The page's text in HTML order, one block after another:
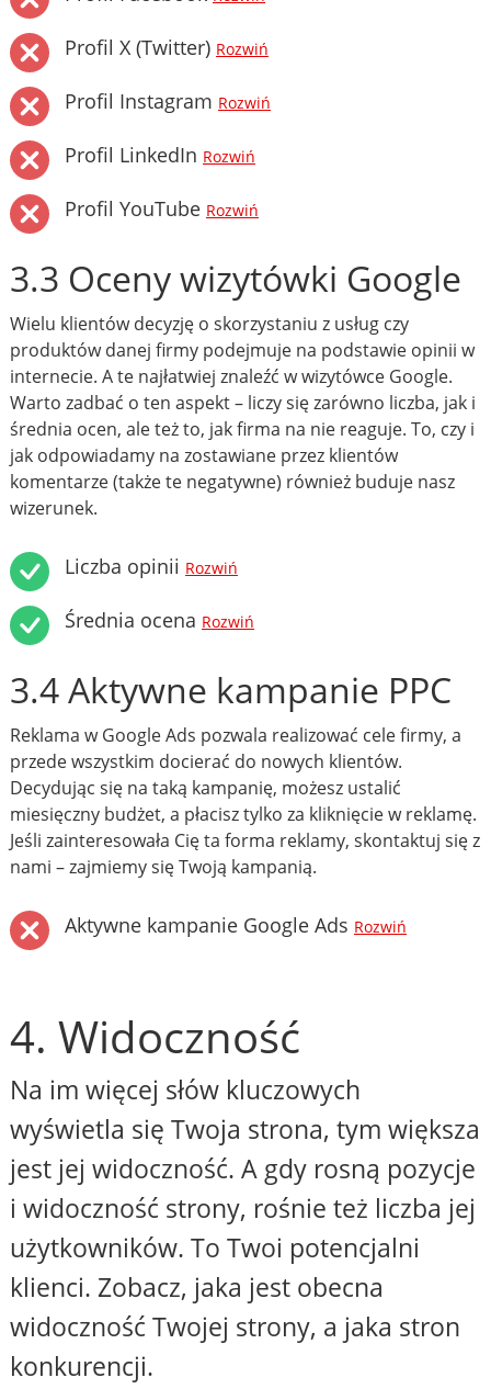
Profil X (Twitter) Rozwiń
Profil Instagram Rozwiń
Profil LinkedIn Rozwiń
Profil YouTube Rozwiń
3.3 Oceny wizytówki Google
Wielu klientów decyzję o skorzystaniu z usług czy
produktów danej firmy podejmuje na podstawie opinii w
internecie. A te najłatwiej znaleźć w wizytówce Google.
Warto zadbać o ten aspekt – liczy się zarówno liczba, jak i
średnia ocen, ale też to, jak firma na nie reaguje. To, czy i
jak odpowiadamy na zostawiane przez klientów
komentarze (także te negatywne) również buduje nasz
wizerunek.
Liczba opinii Rozwiń
Średnia ocena Rozwiń
3.4 Aktywne kampanie PPC
Reklama w Google Ads pozwala realizować cele firmy, a
przede wszystkim docierać do nowych klientów.
Decydując się na taką kampanię, możesz ustalić
miesięczny budżet, a płacisz tylko za kliknięcie w reklamę.
Jeśli zainteresowała Cię ta forma reklamy, skontaktuj się z
nami – zajmiemy się Twoją kampanią.
Aktywne kampanie Google Ads Rozwiń
4. Widoczność
Na im więcej słów kluczowych
wyświetla się Twoja strona, tym większa
jest jej widoczność. A gdy rosną pozycje
i widoczność strony, rośnie też liczba jej
użytkowników. To Twoi potencjalni
klienci. Zobacz, jaka jest obecna
widoczność Twojej strony, a jaka stron
konkurencji.